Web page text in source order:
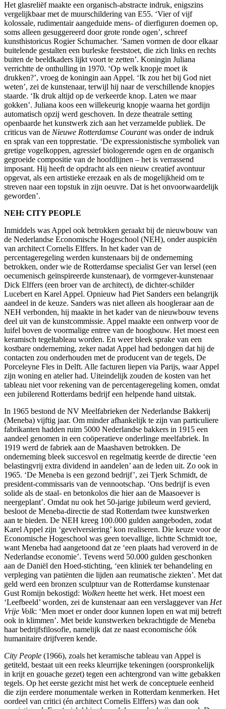
Het glasreliëf maakte een organisch-abstracte indruk, enigszins
vergelijkbaar met de muurschildering van E55. ‘Vier of vijf
kolossale, rudimentair aangeduide mens- of dierfiguren doemen op,
soms alleen gesuggereerd door grote ronde ogen’, schreef
kunsthistoricus Rogier Schumacher. ‘Samen vormen de door elkaar
buitelende gestalten een burleske feeststoet, die zich links en rechts
buiten de beeldkaders lijkt voort te zetten’. Koningin Juliana
verrichtte de onthulling in 1970. ‘Op welk knopje moet ik
drukken?’, vroeg de koningin aan Appel. ‘Ik zou het bij God niet
weten’, zei de kunstenaar, terwijl hij naar de verschillende knopjes
staarde. ‘Ik druk altijd op de verkeerde knop. Laten we maar
gokken’. Juliana koos een willekeurig knopje waarna het gordijn
automatisch opzij werd geschoven. In deze theatrale setting
openbaarde het kunstwerk zich aan het verzamelde publiek. De
criticus van de Nieuwe Rotterdamse Courantwas onder de indruk
en sprak van een topprestatie. ‘De expressionistische symboliek van
gretige vogelkoppen, agressief biologerende ogen en de organisch
gegroeide compositie van de hoofdlijnen – het is verrassend
imposant. Hij heeft de opdracht als een nieuw creatief avontuur
opgevat, als een artistieke erezaak en als de mogelijkheid om te
streven naar een topstuk in zijn oeuvre. Dat is het onvoorwaardelijk
geworden’.
NEH: CITY PEOPLE
Inmiddels was Appel ook betrokken geraakt bij de nieuwbouw van
de Nederlandse Economische Hogeschool (NEH), onder auspiciën
van architect Cornelis Elffers. In het kader van de
percentageregeling werden kunstenaars bij de onderneming
betrokken, onder wie de Rotterdamse specialist Ger van Iersel (een
oecumenisch geïnspireerde kunstenaar), de vormgever-kunstenaar
Dick Elffers (een broer van de architect), de dichter-schilder
Lucebert en Karel Appel. Opnieuw had Piet Sanders een belangrijk
aandeel in de keuze. Sanders was niet alleen als hoogleraar aan de
NEH verbonden, hij maakte in het kader van de nieuwbouw tevens
deel uit van de kunstcommissie. Appel maakte een ontwerp voor de
luifel boven de voormalige entree van de hoogbouw. Het moest een
keramisch tegeltableau worden. En weer bleek sprake van een
kostbare onderneming, zeker nadat Appel had bedongen dat hij de
contacten zou onderhouden met de producent van de tegels, De
Porceleyne Fles in Delft. Alle facturen liepen via Parijs, waar Appel
zijn woning en atelier had. Uiteindelijk zouden de kosten van het
tableau niet voor rekening van de percentageregeling komen, omdat
een jubilerend Rotterdams bedrijf een helpende hand uitstak.
In 1965 bestond de NV Meelfabrieken der Nederlandse Bakkerij
(Meneba) vijftig jaar. Om minder afhankelijk te zijn van particuliere
fabrikanten hadden ruim 5000 Nederlandse bakkers in 1915 een
aandeel genomen in een coöperatieve onderlinge meelfabriek. In
1919 werd de fabriek aan de Maashaven betrokken. De
onderneming bleek succesvol en regelmatig keerde de directie ‘een
belastingvrij extra dividend in aandelen’ aan de leden uit. Zo ook in
1965. ‘De Meneba is een gezond bedrijf’, zei Tjerk Schmidt, de
president-commissaris van de vennootschap. ‘Ons bedrijf is even
solide als de staal- en betonkolos die hier aan de Maasoever is
neergeplant’. Omdat nu ook het 50-jarige jubileum werd gevierd,
besloot de Meneba-directie de stad Rotterdam twee kunstwerken
aan te bieden. De NEH kreeg 100.000 gulden aangeboden, zodat
Karel Appel zijn ‘gevelversiering’ kon realiseren. Die keuze voor de
Economische Hogeschool was geen toevallige, lichtte Schmidt toe,
want Meneba had aangetoond dat ze ‘een plaats had veroverd in de
Nederlandse economie’. Tevens werd 50.000 gulden geschonken
aan de Daniël den Hoed-stichting, ‘een kliniek ter behandeling en
verpleging van patiënten die lijden aan reumatische ziekten’. Met dat
geld werd een bronzen sculptuur van de Rotterdamse kunstenaar
Gust Romijn bekostigd: Wolken heette het werk. Het moest een
‘Leefbeeld’ worden, zei de kunstenaar aan een verslaggever van Het
Vrije Volk: ‘Men moet er onder door kunnen lopen en wat mij betreft
ook in klimmen’. Met beide kunstwerken bekrachtigde de Meneba
haar bedrijfsfilosofie, namelijk dat ze naast economische óók
humanitaire drijfveren kende.
City People (1966), zoals het keramische tableau van Appel is
getiteld, bestaat uit een reeks kleurrijke tekeningen (oorspronkelijk
in krijt en gouache gezet) tegen een achtergrond van witte gebakken
tegels. Op het eerste gezicht mist het werk de conceptuele eenheid
die zijn eerdere monumentale werken in Rotterdam kenmerken. Het
oordeel van critici (én architect Cornelis Elffers) was dan ook